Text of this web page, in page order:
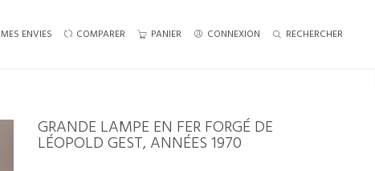
MES ENVIES COMPARER PANIER CONNEXION RECHERCHER
GRANDE LAMPE EN FER FORGÉ DE
LÉOPOLD GEST, ANNÉES 1970